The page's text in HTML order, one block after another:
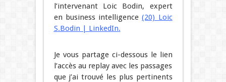
l’intervenant Loic Bodin, expert
en business intelligence(20) Loic
S.Bodin | LinkedIn.
Je vous partage ci-dessous le lien
l’accès au replay avec les passages
que j’ai trouvé les plus pertinents